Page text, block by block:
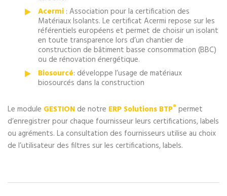
Acermi : Association pour la certification des
Matériaux Isolants. Le certificat Acermi repose sur les
référentiels européens et permet de choisir un isolant
en toute transparence lors d’un chantier de
construction de bâtiment basse consommation (BBC)
ou de rénovation énergétique.
Biosourcé: développe l’usage de matériaux
biosourcés dans la construction
Le module GESTION de notre ERP Solutions BTP® permet
d’enregistrer pour chaque fournisseur leurs certifications, labels
ou agréments. La consultation des fournisseurs utilise au choix
de l’utilisateur des filtres sur les certifications, labels.